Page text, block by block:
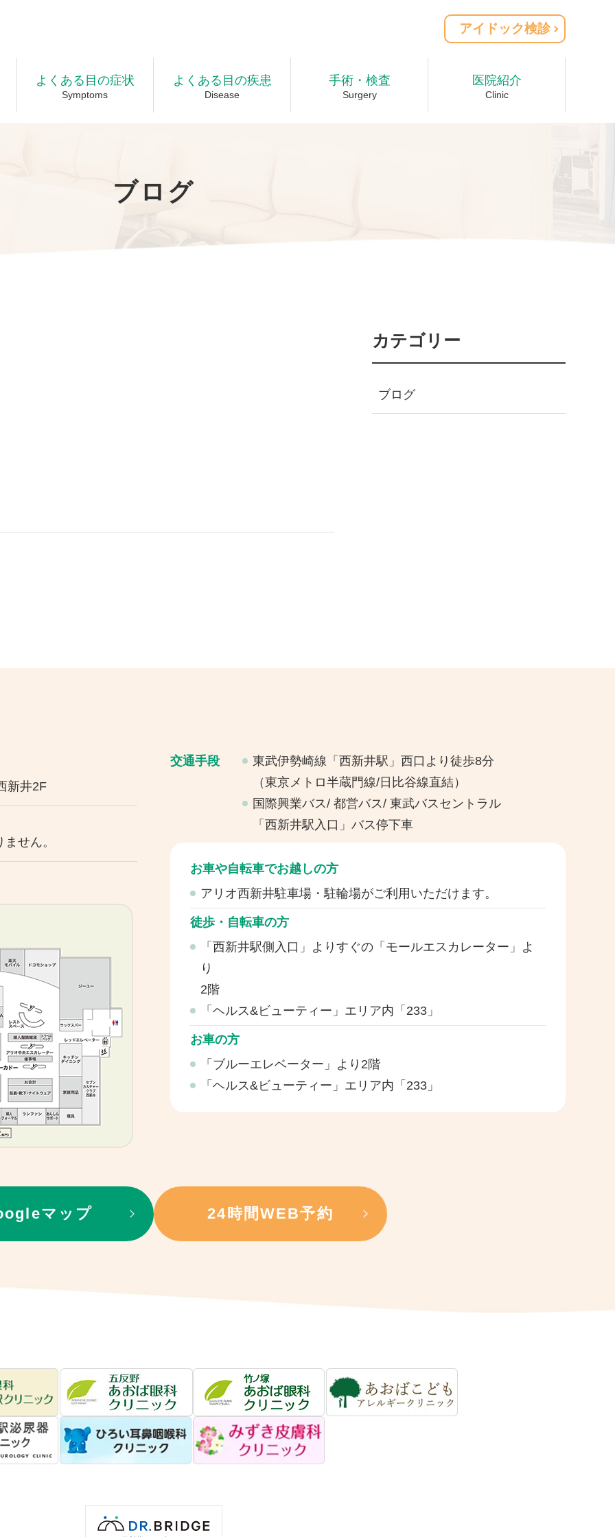
アイドック検診
よくある目の症状
Symptoms
よくある目の疾患
Disease
手術・検査
Surgery
医院紹介
Clinic
ブログ
カテゴリー
ブログ
新井2F
せん。
交通手段
東武伊勢崎線「西新井駅」西口より徒歩8分
（東京メトロ半蔵門線/日比谷線直結）
国際興業バス/ 都営バス/ 東武バスセントラル
「西新井駅入口」バス停下車
お車や自転車でお越しの方
アリオ西新井駐車場・駐輪場がご利用いただけます。
徒歩・自転車の方
「西新井駅側入口」よりすぐの「モールエスカレーター」よ
り
2階
「ヘルス&ビューティー」エリア内「233」
お車の方
「ブルーエレベーター」より2階
「ヘルス&ビューティー」エリア内「233」
マップ 24時間WEB予約